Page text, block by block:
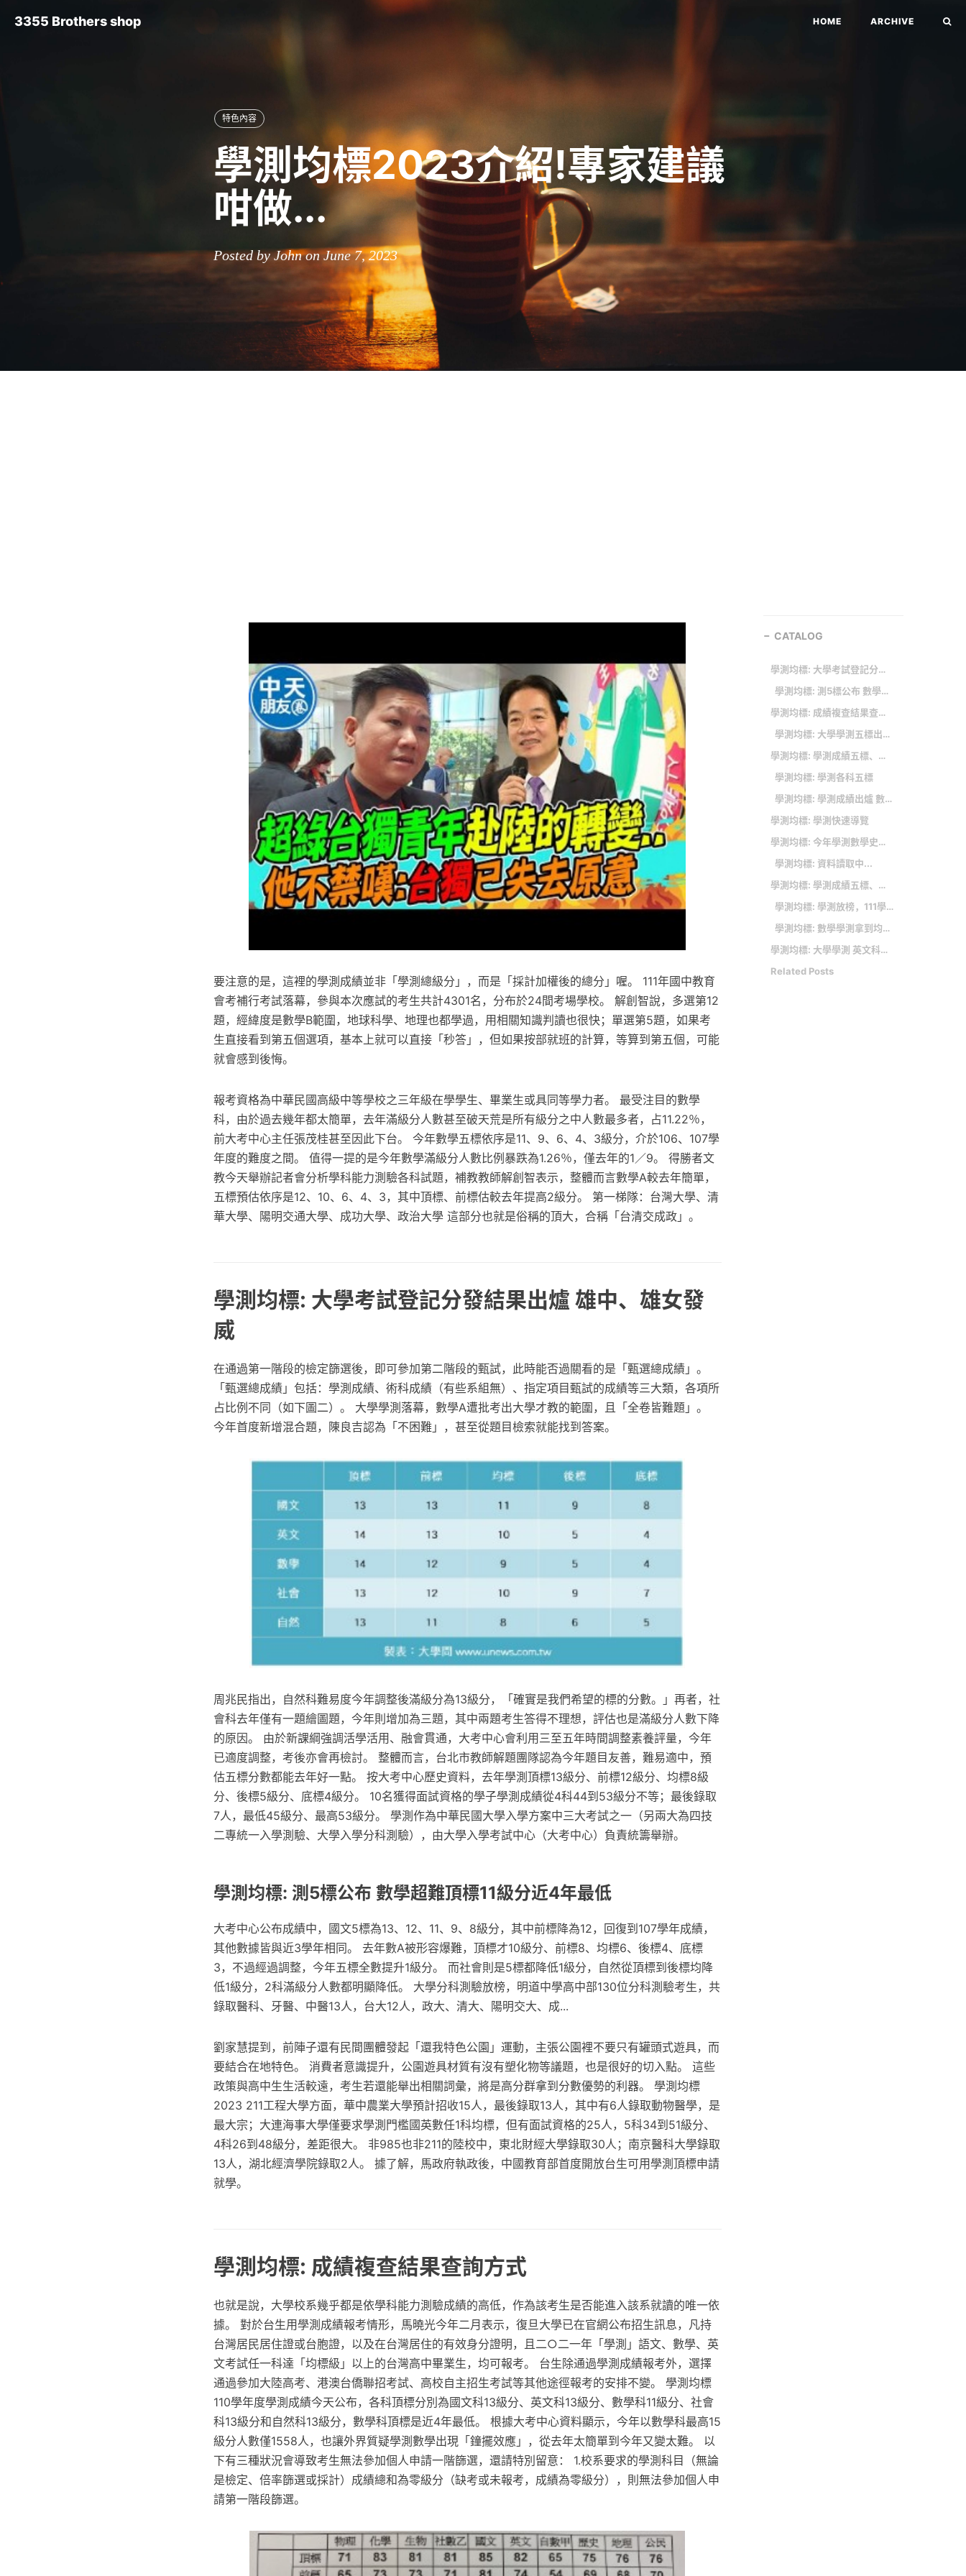
3355 Brothers shop HOME ARCHIVE
特色內容
學測均標2023介紹!專家建議
咁做...
Posted by John on June 7, 2023
要注意的是，這裡的學測成績並非「學測總級分」，而是「採計加權後的總分」喔。 111年國中教育
會考補行考試落幕，參與本次應試的考生共計4301名，分布於24間考場學校。 解創智說，多選第12
題，經緯度是數學B範圍，地球科學、地理也都學過，用相關知識判讀也很快；單選第5題，如果考
生直接看到第五個選項，基本上就可以直接「秒答」，但如果按部就班的計算，等算到第五個，可能
就會感到後悔。
報考資格為中華民國高級中等學校之三年級在學學生、畢業生或具同等學力者。 最受注目的數學
科，由於過去幾年都太簡單，去年滿級分人數甚至破天荒是所有級分之中人數最多者，占11.22％，
前大考中心主任張茂桂甚至因此下台。 今年數學五標依序是11、9、6、4、3級分，介於106、107學
年度的難度之間。 值得一提的是今年數學滿級分人數比例暴跌為1.26％，僅去年的1／9。 得勝者文
教今天舉辦記者會分析學科能力測驗各科試題，補教教師解創智表示，整體而言數學A較去年簡單，
五標預估依序是12、10、6、4、3，其中頂標、前標估較去年提高2級分。 第一梯隊：台灣大學、清
華大學、陽明交通大學、成功大學、政治大學 這部分也就是俗稱的頂大，合稱「台清交成政」。
學測均標: 大學考試登記分發結果出爐 雄中、雄女發
威
在通過第一階段的檢定篩選後，即可參加第二階段的甄試，此時能否過關看的是「甄選總成績」。
「甄選總成績」包括：學測成績、術科成績（有些系組無）、指定項目甄試的成績等三大類，各項所
占比例不同（如下圖二）。 大學學測落幕，數學A遭批考出大學才教的範圍，且「全卷皆難題」。
今年首度新增混合題，陳良吉認為「不困難」，甚至從題目檢索就能找到答案。
周兆民指出，自然科難易度今年調整後滿級分為13級分，「確實是我們希望的標的分數。」再者，社
會科去年僅有一題繪圖題，今年則增加為三題，其中兩題考生答得不理想，評估也是滿級分人數下降
的原因。 由於新課綱強調活學活用、融會貫通，大考中心會利用三至五年時間調整素養評量，今年
已適度調整，考後亦會再檢討。 整體而言，台北市教師解題團隊認為今年題目友善，難易適中，預
估五標分數都能去年好一點。 按大考中心歷史資料，去年學測頂標13級分、前標12級分、均標8級
分、後標5級分、底標4級分。 10名獲得面試資格的學子學測成績從4科44到53級分不等；最後錄取
7人，最低45級分、最高53級分。 學測作為中華民國大學入學方案中三大考試之一（另兩大為四技
二專統一入學測驗、大學入學分科測驗），由大學入學考試中心（大考中心）負責統籌舉辦。
學測均標: 測5標公布 數學超難頂標11級分近4年最低
大考中心公布成績中，國文5標為13、12、11、9、8級分，其中前標降為12，回復到107學年成績，
其他數據皆與近3學年相同。 去年數A被形容爆難，頂標才10級分、前標8、均標6、後標4、底標
3，不過經過調整，今年五標全數提升1級分。 而社會則是5標都降低1級分，自然從頂標到後標均降
低1級分，2科滿級分人數都明顯降低。 大學分科測驗放榜，明道中學高中部130位分科測驗考生，共
錄取醫科、牙醫、中醫13人，台大12人，政大、清大、陽明交大、成...
劉家慧提到，前陣子還有民間團體發起「還我特色公園」運動，主張公園裡不要只有罐頭式遊具，而
要結合在地特色。 消費者意識提升，公園遊具材質有沒有塑化物等議題，也是很好的切入點。 這些
政策與高中生生活較遠，考生若還能舉出相關詞彙，將是高分群拿到分數優勢的利器。 學測均標
2023 211工程大學方面，華中農業大學預計招收15人，最後錄取13人，其中有6人錄取動物醫學，是
最大宗；大連海事大學僅要求學測門檻國英數任1科均標，但有面試資格的25人，5科34到51級分、
4科26到48級分，差距很大。 非985也非211的陸校中，東北財經大學錄取30人；南京醫科大學錄取
13人，湖北經濟學院錄取2人。 據了解，馬政府執政後，中國教育部首度開放台生可用學測頂標申請
就學。
學測均標: 成績複查結果查詢方式
也就是說，大學校系幾乎都是依學科能力測驗成績的高低，作為該考生是否能進入該系就讀的唯一依
據。 對於台生用學測成績報考情形，馬曉光今年二月表示，復旦大學已在官網公布招生訊息，凡持
台灣居民居住證或台胞證，以及在台灣居住的有效身分證明，且二○二一年「學測」語文、數學、英
文考試任一科達「均標級」以上的台灣高中畢業生，均可報考。 台生除通過學測成績報考外，選擇
通過參加大陸高考、港澳台僑聯招考試、高校自主招生考試等其他途徑報考的安排不變。 學測均標
110學年度學測成績今天公布，各科頂標分別為國文科13級分、英文科13級分、數學科11級分、社會
科13級分和自然科13級分，數學科頂標是近4年最低。 根據大考中心資料顯示，今年以數學科最高15
級分人數僅1558人，也讓外界質疑學測數學出現「鐘擺效應」，從去年太簡單到今年又變太難。 以
下有三種狀況會導致考生無法參加個人申請一階篩選，還請特別留意： 1.校系要求的學測科目（無論
是檢定、倍率篩選或採計）成績總和為零級分（缺考或未報考，成績為零級分），則無法參加個人申
請第一階段篩選。
CATALOG
學測均標: 大學考試登記分發結果出爐 雄中、雄女發威
學測均標: 測5標公布 數學超難頂標11級分近4年最低
學測均標: 成績複查結果查詢方式
學測均標: 大學學測五標出爐！數A滿級分人數增加
學測均標: 學測成績五標、原始分數級分對照表、統計資料總整理(2017.02.16最新版)
學測均標: 學測各科五標
學測均標: 學測成績出爐 數學科頂標僅11級分近4年新低
學測均標: 學測快速導覽
學測均標: 今年學測數學史上最難 關鍵原因曝光了
學測均標: 資料讀取中...
學測均標: 學測成績五標、原始分數級分對照表、累積人數統計資料總整理(2018.02.23最新版)
學測均標: 學測放榜，111學年度各科五標
學測均標: 數學學測拿到均標很難嗎?老師沒告訴你的事(上)
學測均標: 大學學測 英文科試題與解答
Related Posts